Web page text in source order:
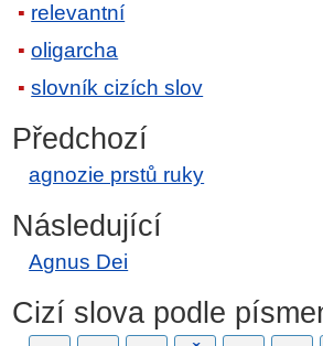
relevantní
oligarcha
slovník cizích slov
Předchozí
agnozie prstů ruky
Následující
Agnus Dei
Cizí slova podle